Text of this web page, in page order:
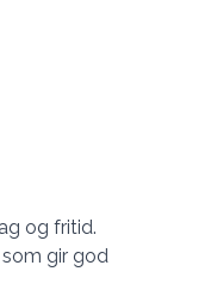
og fritid.
som gir god